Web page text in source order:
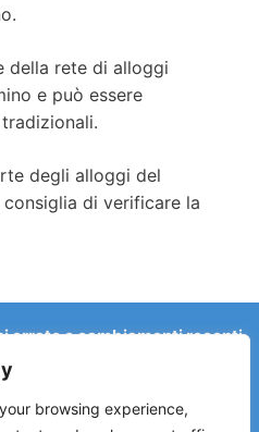
browsing experience,
della rete di alloggi
e può essere
degli alloggi del
di verificare la
errate o cambiamenti recenti
allagamenti, deviazioni,
aiutano a mantenere la